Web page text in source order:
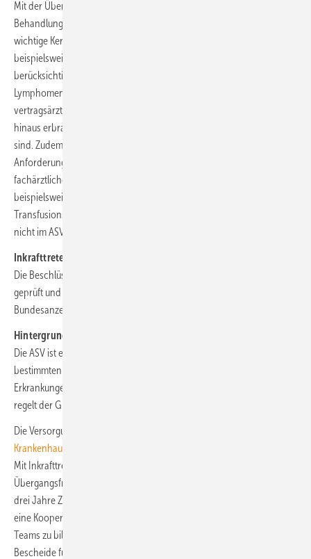
Mit der Überführung des bisherigen Angebots der ambulanten
Behandlung am Krankenhaus in eine ASV hat der G-BA weitere
wichtige Kernpunkte der onkologischen Versorgung, wie
beispielsweise die Koordination der onkologischen Behandlung,
berücksichtigt. Untersuchungen mittels PET bzw. PET/CT können bei
Lymphomen und Leukämien auch über die vom G-BA für die
vertragsärztliche Versorgung bereits zugelassenen Indikationen
hinaus erbracht werden, wenn sie zur Therapieplanung notwendig
sind. Zudem wurden die Regelungen zu den personellen
Anforderungen an die neue Teamstruktur angepasst, das Spektrum an
fachärztlichen Disziplinen in Grundsätzen aber beibehalten. Neu ist
beispielsweise auch, dass eine Zusammenarbeit mit der Fachdisziplin
Transfusionsmedizin vereinbart werden muss, sofern diese Expertise
nicht im ASV-Team vorhanden ist.
Inkrafttreten und Übergangsregelung
Die Beschlüsse werden vom Bundesministerium für Gesundheit
geprüft und treten nach Nichtbeanstandung und Veröffentlichung im
Bundesanzeiger in Kraft.
Hintergrund: Ambulante spezialfachärztliche Versorgung
Die ASV ist ein Angebot für Patientinnen und Patienten mit
bestimmten seltenen oder komplexen, schwer therapierbaren
Erkrankungen. Gesetzliche Grundlage ist § 116b SGB V. Das Nähere
regelt der G-BA in der
Die Versorgungsansätze der
Krankenhaus
Mit Inkrafttreten der neuen ASV-Regelungen beginnt die
Übergangsfrist für die anbietenden Krankenhäuser: Sie haben dann
drei Jahre Zeit, auf Basis der neuen Anforderungen – zu denen auch
eine Kooperation mit vertragsärztlichen Teilnehmenden gehört –
Teams zu bilden und ihre Teilnahme an der ASV anzuzeigen. Die
Bescheide für eine ambulante Behandlung im Krankenhaus enden